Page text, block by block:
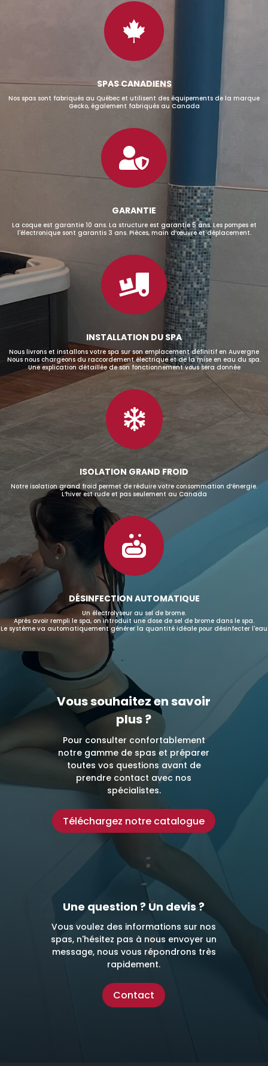

SPAS CANADIENS
Nos spas sont fabriqués au Québec et utilisent des équipements de la marque
Gecko, également fabriqués au Canada

GARANTIE
La coque est garantie 10 ans. La structure est garantie 5 ans. Les pompes et
l'électronique sont garantis 3 ans. Pièces, main d’œuvre et déplacement.

INSTALLATION DU SPA
Nous livrons et installons votre spa sur son emplacement définitif en Auvergne
Nous nous chargeons du raccordement électrique et de la mise en eau du spa.
Une explication détaillée de son fonctionnement vous sera donnée

ISOLATION GRAND FROID
Notre isolation grand froid permet de réduire votre consommation d’énergie.
L’hiver est rude et pas seulement au Canada

DÉSINFECTION AUTOMATIQUE
Un électrolyseur au sel de brome.
Après avoir rempli le spa, on introduit une dose de sel de brome dans le spa.
Le système va automatiquement générer la quantité idéale pour désinfecter l'eau
Vous souhaitez en savoir
plus ?
Pour consulter confortablement
notre gamme de spas et préparer
toutes vos questions avant de
prendre contact avec nos
spécialistes.
Téléchargez notre catalogue
Une question ? Un devis ?
Vous voulez des informations sur nos
spas, n'hésitez pas à nous envoyer un
message, nous vous répondrons très
rapidement.
Contact